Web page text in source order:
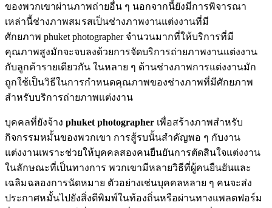
ของพวกเขาผ่านภาพถ่ายอื่น ๆ นอกจากนี้ยังมีการพิจารณา
เหล่านี้ช่างภาพสมรสเป็นช่างภาพงานแต่งงานที่มี
ศักยภาพ phuket photographer จำนวนมากที่ให้บริการที่มี
คุณภาพสูงมักจะจบลงด้วยการจัดบริการถ่ายภาพงานแต่งงาน
กับลูกค้ารายเดียวกัน ในหลาย ๆ ด้านช่างภาพการแต่งงานมัก
ถูกใช้เป็นวิธีในการกำหนดคุณภาพของช่างภาพที่มีศักยภาพ
สำหรับบริการถ่ายภาพแต่งงาน
บุคคลที่ยังจ้าง phuket photographer เพื่อสร้างภาพสำหรับ
กิจกรรมหมั้นของพวกเขา การสู้รบนั้นสำคัญพอ ๆ กับงาน
แต่งงานเพราะช่วยให้บุคคลสองคนยืนยันการตัดสินใจแต่งงาน
ในลักษณะที่เป็นทางการ พวกเขามีหลายวิธีที่ผู้คนยืนยันและ
เฉลิมฉลองการนัดหมาย ตัวอย่างเช่นบุคคลหลาย ๆ คนจะส่ง
ประกาศหมั้นไปยังสิ่งตีพิมพ์ในท้องถิ่นหรือผ่านทางแพลตฟอร์ม